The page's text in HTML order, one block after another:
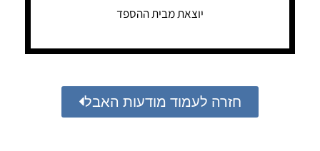
יוצאת מבית ההספד
חזרה לעמוד מודעות האבל